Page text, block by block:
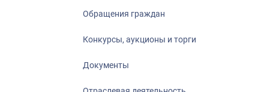
Обращения граждан
Конкурсы, аукционы и торги
Документы